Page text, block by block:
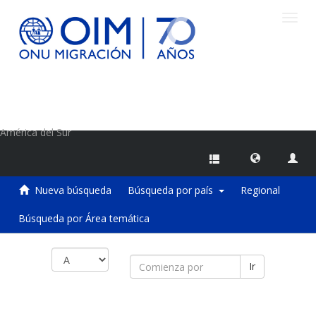
América del Sur
Nueva búsqueda Búsqueda por país Regional
Búsqueda por Área temática
Ir